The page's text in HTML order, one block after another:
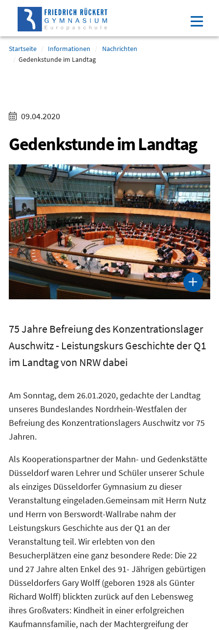
Direkt
Inhalt
(Eingabetaste)
Direkt
Hauptmenu
(Eingabetaste)
Direkt
Suche
(Eingabetaste)
Direkt
Footer
(Eingabetaste)
Startseite Informationen
Nachrichten
Gedenkstunde im Landtag
09.04.2020
Gedenkstunde im Landtag
75 Jahre Befreiung des Konzentrationslager
Auschwitz - Leistungskurs Geschichte der Q1
im Landtag von NRW dabei
Am Sonntag, dem 26.01.2020, gedachte der Landtag
unseres Bundeslandes Nordrhein-Westfalen der
Befreiung des Konzentrationslagers Auschwitz vor 75
Jahren.
Als Kooperationspartner der Mahn- und Gedenkstätte
Düsseldorf waren Lehrer und Schüler unserer Schule
als einziges Düsseldorfer Gymnasium zu dieser
Veranstaltung eingeladen.Gemeinsam mit Herrn Nutz
und Herrn von Berswordt-Wallrabe nahm der
Leistungskurs Geschichte aus der Q1 an der
Veranstaltung teil. Wir erlebten von den
Besucherplätzen eine ganz besondere Rede: Die 22
und 27 Jahre alten Enkel des 91- Jährigen gebürtigen
Düsseldorfers Gary Wolff (geboren 1928 als Günter
Richard Wolff) blickten zurück auf den Lebensweg
ihres Großvaters: Kindheit in einer erfolgreichen
Kaufmannsfamilie, nach der Machtergreifung der